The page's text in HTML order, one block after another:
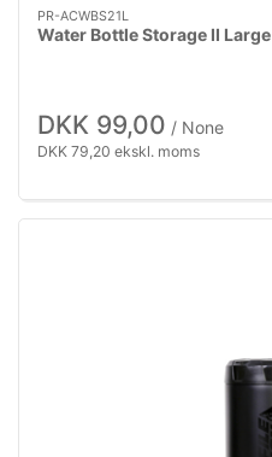
PR-ACWBS21L
Water Bottle Storage II Large
DKK 99,00 / None
DKK 79,20 ekskl. moms